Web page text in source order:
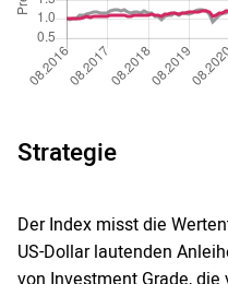
Strategie
Der Index misst die
US-Dollar lautenden